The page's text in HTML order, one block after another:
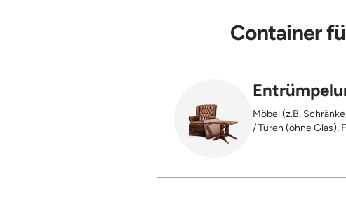
Container
Möbel (z.B.
/ Türen (ohne Glas),